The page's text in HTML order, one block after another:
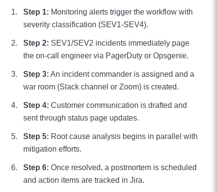
Step 1: Monitoring alerts trigger the workflow with
severity classification (SEV1-SEV4).
Step 2: SEV1/SEV2 incidents immediately page
the on-call engineer via PagerDuty or Opsgenie.
Step 3: An incident commander is assigned and a
war room (Slack channel or Zoom) is created.
Step 4: Customer communication is drafted and
sent through status page updates.
Step 5: Root cause analysis begins in parallel with
mitigation efforts.
Step 6: Once resolved, a postmortem is scheduled
and action items are tracked in Jira.